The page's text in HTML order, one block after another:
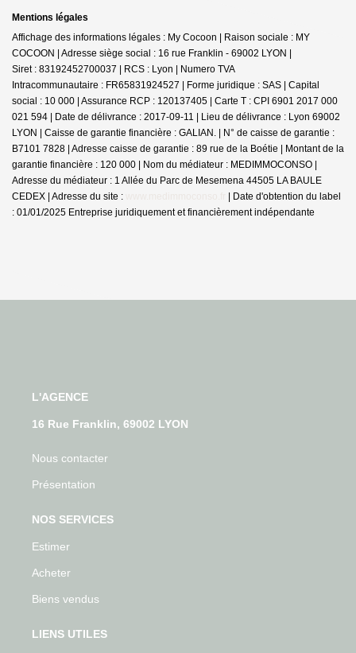
Mentions légales
Affichage des informations légales : My Cocoon | Raison sociale : MY
COCOON | Adresse siège social : 16 rue Franklin - 69002 LYON |
Siret : 83192452700037 | RCS : Lyon | Numero TVA
Intracommunautaire : FR65831924527 | Forme juridique : SAS | Capital
social : 10 000 | Assurance RCP : 120137405 | Carte T : CPI 6901 2017 000
021 594 | Date de délivrance : 2017-09-11 | Lieu de délivrance : Lyon 69002
LYON | Caisse de garantie financière : GALIAN. | N° de caisse de garantie :
B7101 7828 | Adresse caisse de garantie : 89 rue de la Boétie | Montant de la
garantie financière : 120 000 | Nom du médiateur : MEDIMMOCONSO |
Adresse du médiateur : 1 Allée du Parc de Mesemena 44505 LA BAULE
CEDEX | Adresse du site :
| Date d'obtention du label
: 01/01/2025 Entreprise juridiquement et financièrement indépendante
L'AGENCE
16 Rue Franklin, 69002 LYON
Nous contacter
Présentation
NOS SERVICES
Estimer
Acheter
Biens vendus
LIENS UTILES